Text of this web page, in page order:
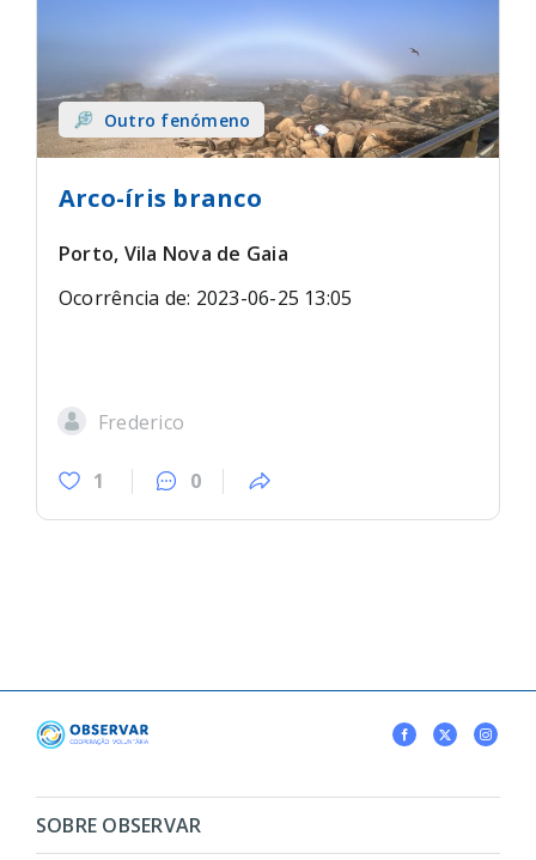
Outro fenómeno
Arco-íris branco
Porto, Vila Nova de Gaia
Ocorrência de: 2023-06-25 13:05
Frederico
1 0
SOBRE OBSERVAR